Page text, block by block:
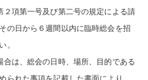
項第一号及び第二号の規定による請
の日から６週間以内に臨時総会を招
。
は、総会の日時、場所、目的である
られた事項を記載した書面により、